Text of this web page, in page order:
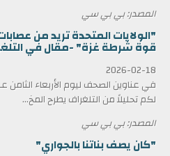
المصدر: بي بي سي
"الولايات المتحدة تريد من
قوة شرطة غزة" -مقال في
2026-02-18
لكم تحليلاً من التلغراف يطرح المخ...
المصدر: بي بي سي
"كان يصف بناتنا بالجواري"